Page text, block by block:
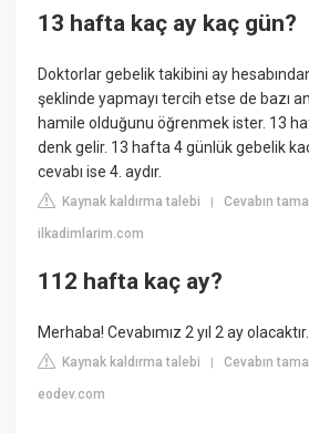
13 hafta kaç ay kaç gün?
Doktorlar gebelik takibini ay
şeklinde yapmayı tercih etse de bazı
hamile olduğunu öğrenmek ister. 13
denk gelir. 13 hafta 4 günlük gebelik
cevabı ise 4. aydır.
Kaynak kaldırma talebi |Cevabın
ilkadimlarim.com
112 hafta kaç ay?
Merhaba! Cevabımız 2 yıl 2 ay olacaktır.
Kaynak kaldırma talebi |Cevabın
eodev.com